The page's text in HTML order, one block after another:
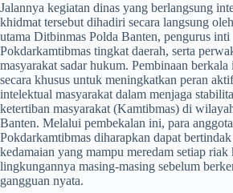
​Jalannya kegiatan dinas yang berlangsung
khidmat tersebut dihadiri secara langsung
utama Ditbinmas Polda Banten, pengurus inti
Pokdarkamtibmas tingkat daerah, serta
masyarakat sadar hukum. Pembinaan
secara khusus untuk meningkatkan peran
intelektual masyarakat dalam menjaga
ketertiban masyarakat (Kamtibmas) di
Banten. Melalui pembekalan ini, para anggota
Pokdarkamtibmas diharapkan dapat
kedamaian yang mampu meredam setiap
lingkungannya masing-masing sebelum
gangguan nyata.